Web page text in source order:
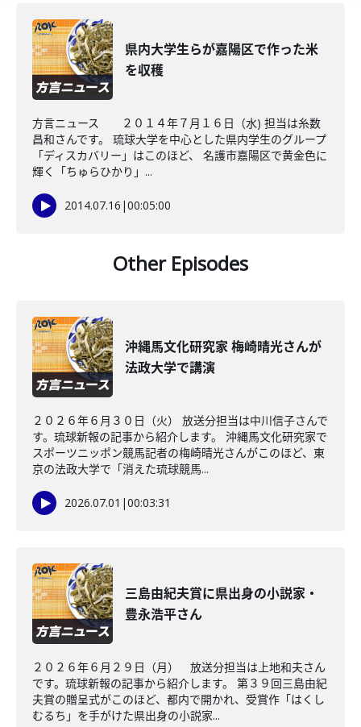
県内大学生らが嘉陽区で作った米
を収穫
方言ニュース ２０１４年７月１６日（水) 担当は糸数
昌和さんです。 琉球大学を中心とした県内学生のグループ
「ディスカバリー」はこのほど、 名護市嘉陽区で黄金色に
輝く「ちゅらひかり」...
2014.07.16 |00:05:00
Other Episodes
沖縄馬文化研究家 梅崎晴光さんが
法政大学で講演
２０２６年６月３０日（火） 放送分担当は中川信子さんで
す。琉球新報の記事から紹介します。 沖縄馬文化研究家で
スポーツニッポン競馬記者の梅崎晴光さんがこのほど、東
京の法政大学で「消えた琉球競馬...
2026.07.01 |00:03:31
三島由紀夫賞に県出身の小説家・
豊永浩平さん
２０２６年６月２９日（月） 放送分担当は上地和夫さん
です。琉球新報の記事から紹介します。 第３９回三島由紀
夫賞の贈呈式がこのほど、都内で開かれ、受賞作「はくし
むるち」を手がけた県出身の小説家...